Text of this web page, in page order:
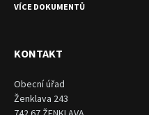
VÍCE DOKUMENTŮ
KONTAKT
Obecní úřad
Ženklava 243